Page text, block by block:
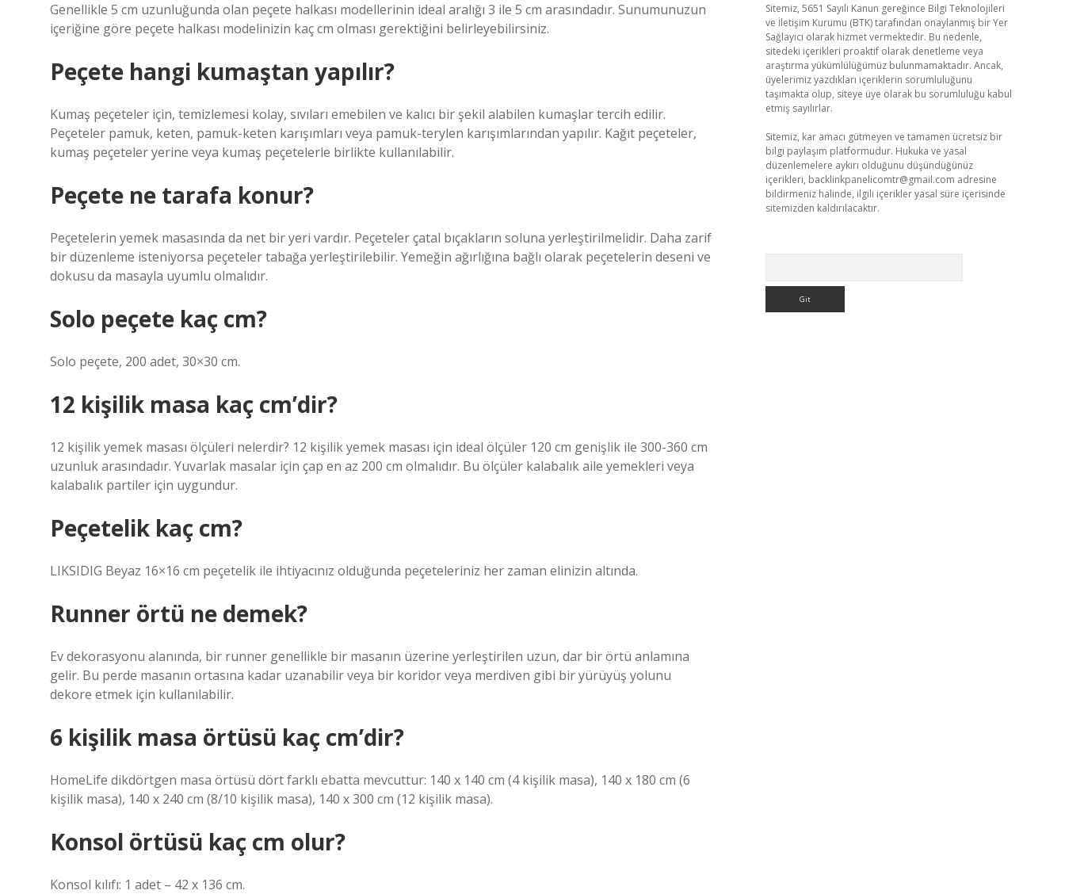
Genellikle 5 cm uzunluğunda olan peçete halkası modellerinin ideal aralığı 3 ile 5 cm arasındadır. Sunumunuzun
içeriğine göre peçete halkası modelinizin kaç cm olması gerektiğini belirleyebilirsiniz.
Peçete hangi kumaştan yapılır?
Kumaş peçeteler için, temizlemesi kolay, sıvıları emebilen ve kalıcı bir şekil alabilen kumaşlar tercih edilir.
Peçeteler pamuk, keten, pamuk-keten karışımları veya pamuk-terylen karışımlarından yapılır. Kağıt peçeteler,
kumaş peçeteler yerine veya kumaş peçetelerle birlikte kullanılabilir.
Peçete ne tarafa konur?
Peçetelerin yemek masasında da net bir yeri vardır. Peçeteler çatal bıçakların soluna yerleştirilmelidir. Daha zarif
bir düzenleme isteniyorsa peçeteler tabağa yerleştirilebilir. Yemeğin ağırlığına bağlı olarak peçetelerin deseni ve
dokusu da masayla uyumlu olmalıdır.
Solo peçete kaç cm?
Solo peçete, 200 adet, 30×30 cm.
12 kişilik masa kaç cm’dir?
12 kişilik yemek masası ölçüleri nelerdir? 12 kişilik yemek masası için ideal ölçüler 120 cm genişlik ile 300-360 cm
uzunluk arasındadır. Yuvarlak masalar için çap en az 200 cm olmalıdır. Bu ölçüler kalabalık aile yemekleri veya
kalabalık partiler için uygundur.
Peçetelik kaç cm?
LIKSIDIG Beyaz 16×16 cm peçetelik ile ihtiyacınız olduğunda peçeteleriniz her zaman elinizin altında.
Runner örtü ne demek?
Ev dekorasyonu alanında, bir runner genellikle bir masanın üzerine yerleştirilen uzun, dar bir örtü anlamına
gelir. Bu perde masanın ortasına kadar uzanabilir veya bir koridor veya merdiven gibi bir yürüyüş yolunu
dekore etmek için kullanılabilir.
6 kişilik masa örtüsü kaç cm’dir?
HomeLife dikdörtgen masa örtüsü dört farklı ebatta mevcuttur: 140 x 140 cm (4 kişilik masa), 140 x 180 cm (6
kişilik masa), 140 x 240 cm (8/10 kişilik masa), 140 x 300 cm (12 kişilik masa).
Konsol örtüsü kaç cm olur?
Konsol kılıfı: 1 adet – 42 x 136 cm.
Sitemiz, 5651 Sayılı Kanun gereğince Bilgi Teknolojileri
ve İletişim Kurumu (BTK) tarafından onaylanmış bir Yer
Sağlayıcı olarak hizmet vermektedir. Bu nedenle,
sitedeki içerikleri proaktif olarak denetleme veya
araştırma yükümlülüğümüz bulunmamaktadır. Ancak,
üyelerimiz yazdıkları içeriklerin sorumluluğunu
taşımakta olup, siteye üye olarak bu sorumluluğu kabul
etmiş sayılırlar.
Sitemiz, kar amacı gütmeyen ve tamamen ücretsiz bir
bilgi paylaşım platformudur. Hukuka ve yasal
düzenlemelere aykırı olduğunu düşündüğünüz
içerikleri, backlinkpanelicomtr@gmail.com adresine
bildirmeniz halinde, ilgili içerikler yasal süre içerisinde
sitemizden kaldırılacaktır.